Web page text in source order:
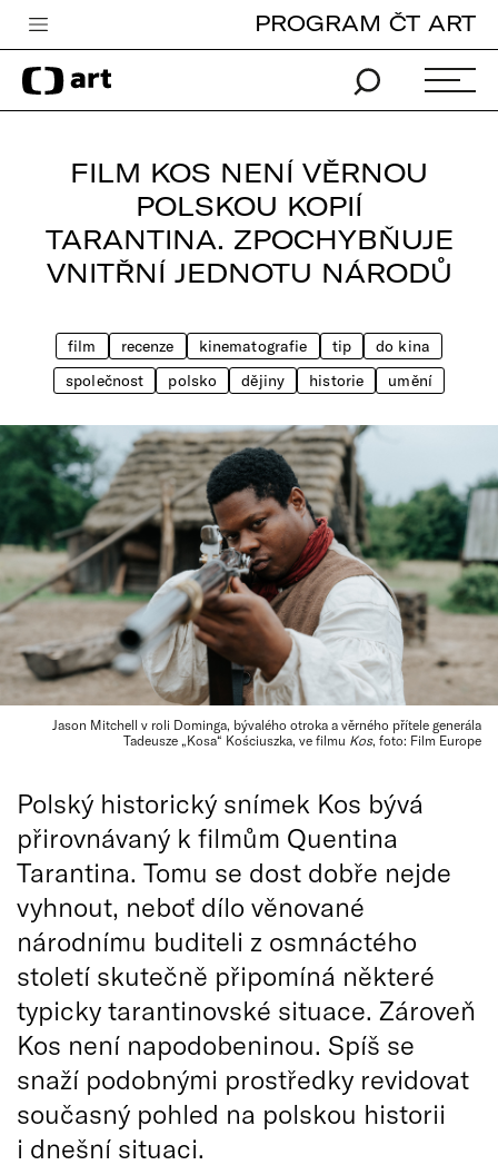
Česká televize
Zpravodajství
TV program
Pro děti
Vše o ČT
PROGRAM ČT ART
FILM KOS NENÍ VĚRNOU
POLSKOU KOPIÍ
TARANTINA. ZPOCHYBŇUJE
VNITŘNÍ JEDNOTU NÁRODŮ
film recenze kinematografie tip
do kina
společnost
polsko dějiny historie umění
Jason Mitchell v roli Dominga, bývalého otroka a věrného přítele generála
Tadeusze „Kosa“ Kościuszka, ve filmu Kos, foto: Film Europe
Polský historický snímek Kos bývá
přirovnávaný k filmům Quentina
Tarantina. Tomu se dost dobře nejde
vyhnout, neboť dílo věnované
národnímu buditeli z osmnáctého
století skutečně připomíná některé
typicky tarantinovské situace. Zároveň
Kos není napodobeninou. Spíš se
snaží podobnými prostředky revidovat
současný pohled na polskou historii
i dnešní situaci.